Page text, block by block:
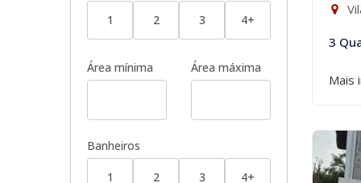
1 2 3 4+
Área mínima Área máxima
Banheiros
1 2 3 4+
3
Mais